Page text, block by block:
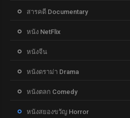
สารคดี Documentary
หนัง NetFlix
หนังจีน
หนังดราม่า Drama
หนังตลก Comedy
หนังสยองขวัญ Horror